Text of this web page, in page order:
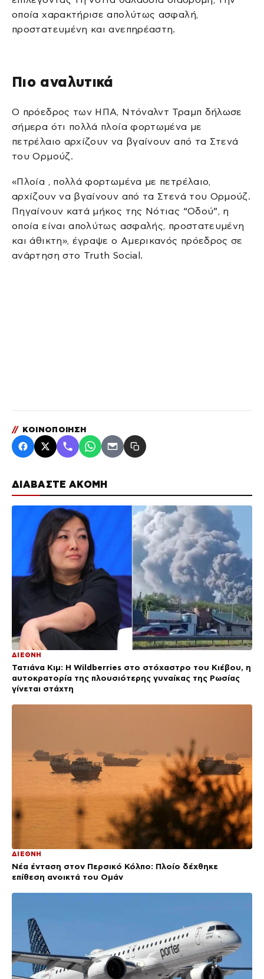
ΔΙΑΒΑΣΤΕ ΑΚΟΜΗ
ΔΙΕΘΝΗ
Τατιάνα Κιμ: Η Wildberries στο στόχαστρο του Κιέβου, η
αυτοκρατορία της πλουσιότερης γυναίκας της Ρωσίας
γίνεται στάχτη
ΔΙΕΘΝΗ
Νέα ένταση στον Περσικό Κόλπο: Πλοίο δέχθηκε
επίθεση ανοικτά του Ομάν
οποία χαρακτήρισε απολύτως ασφαλή,
προστατευμένη και ανεπηρέαστη.
Πιο αναλυτικά
Ο πρόεδρος των ΗΠΑ, Ντόναλντ Τραμπ δήλωσε
σήμερα ότι πολλά πλοία φορτωμένα με
πετρέλαιο αρχίζουν να βγαίνουν από τα Στενά
του Ορμούζ.
«Πλοία , πολλά φορτωμένα με πετρέλαιο,
αρχίζουν να βγαίνουν από τα Στενά του Ορμούζ.
Πηγαίνουν κατά μήκος της Νότιας “Οδού”, η
οποία είναι απολύτως ασφαλής, προστατευμένη
και άθικτη», έγραψε ο Αμερικανός πρόεδρος σε
ανάρτηση στο Truth Social.
// ΚΟΙΝΟΠΟΙΗΣΗ